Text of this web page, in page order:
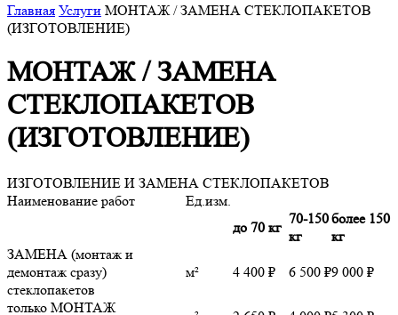
Главная Услуги МОНТАЖ / ЗАМЕНА СТЕКЛОПАКЕТОВ
(ИЗГОТОВЛЕНИЕ)
МОНТАЖ / ЗАМЕНА
СТЕКЛОПАКЕТОВ
(ИЗГОТОВЛЕНИЕ)
ИЗГОТОВЛЕНИЕ И ЗАМЕНА СТЕКЛОПАКЕТОВ
Наименование работ
Ед.изм.
до 70 кг
70-150
кг
более 150
кг
ЗАМЕНА (монтаж и
демонтаж сразу)
стеклопакетов
м² 4 400 ₽ 6 500 ₽9 000 ₽
только МОНТАЖ